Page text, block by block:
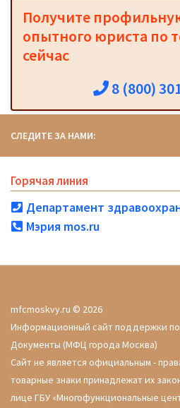
Получите
опытного юриста по
сейчас
8 (800)
СЛЕДИТЕ ЗА НАМИ:
Горячая линия
Департамент
Мэрия mos.ru
mfcmoskvy.ru © 2026
Информационный сайт поддержки
Документы (МФЦ города Москва)
Сайт не является официальным -
товарные знаки принадлежат их
лице ГБУ «Многофункциональные